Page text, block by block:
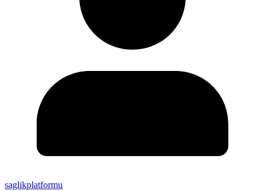
saglikplatformu